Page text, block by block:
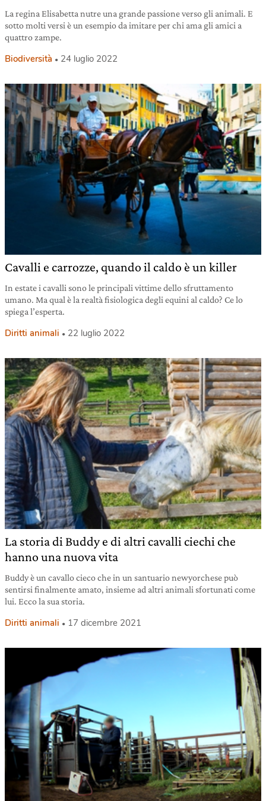
La regina Elisabetta nutre una grande passione verso gli animali. E
sotto molti versi è un esempio da imitare per chi ama gli amici a
quattro zampe.
Biodiversità 24 luglio 2022
Cavalli e carrozze, quando il caldo è un killer
In estate i cavalli sono le principali vittime dello sfruttamento
umano. Ma qual è la realtà fisiologica degli equini al caldo? Ce lo
spiega l’esperta.
Diritti animali 22 luglio 2022
La storia di Buddy e di altri cavalli ciechi che
hanno una nuova vita
Buddy è un cavallo cieco che in un santuario newyorchese può
sentirsi finalmente amato, insieme ad altri animali sfortunati come
lui. Ecco la sua storia.
Diritti animali 17 dicembre 2021